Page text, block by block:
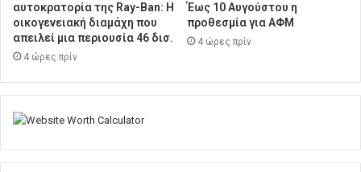
αυτοκρατορία της Ray-Ban: Η
οικογενειακή διαμάχη που
απειλεί μια περιουσία 46 δισ.
4 ώρες πρίν
Έως 10 Αυγούστου η
προθεσμία για ΑΦΜ
4 ώρες πρίν